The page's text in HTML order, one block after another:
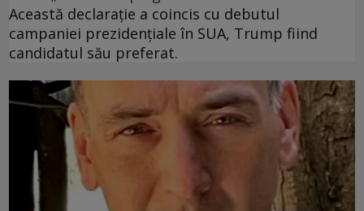
Această declarație a coincis cu debutul
campaniei prezidențiale în SUA, Trump fiind
candidatul său preferat.